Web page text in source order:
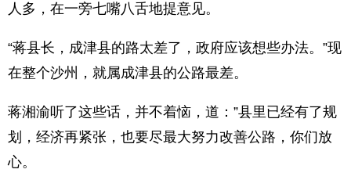
人多，在一旁七嘴八舌地提意见。
“蒋县长，成津县的路太差了，政府应该想些办法。”现
在整个沙州，就属成津县的公路最差。
蒋湘渝听了这些话，并不着恼，道：”县里已经有了规
划，经济再紧张，也要尽最大努力改善公路，你们放
心。